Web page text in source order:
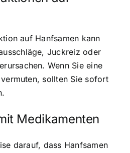
auf Hanfsamen kann
Juckreiz oder
Wenn Sie eine
sollten Sie sofort
Medikamenten
darauf, dass Hanfsamen